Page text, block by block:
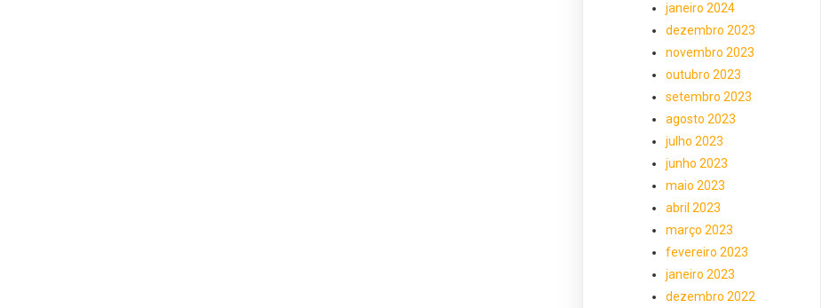
janeiro 2024
dezembro 2023
novembro 2023
outubro 2023
setembro 2023
agosto 2023
julho 2023
junho 2023
maio 2023
abril 2023
março 2023
fevereiro 2023
janeiro 2023
dezembro 2022